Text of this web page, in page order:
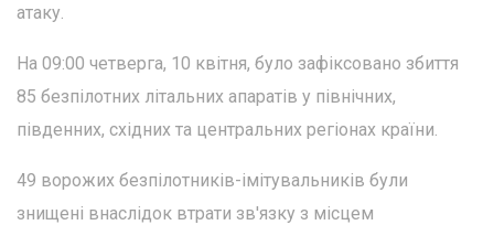
атаку.
На 09:00 четверга, 10 квітня, було зафіксовано збиття
85 безпілотних літальних апаратів у північних,
південних, східних та центральних регіонах країни.
49 ворожих безпілотників-імітувальників були
знищені внаслідок втрати зв'язку з місцем